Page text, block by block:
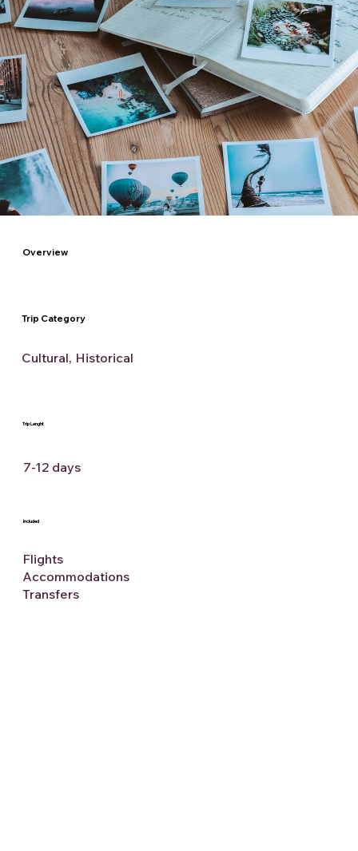
Overview
Trip Category
Cultural, Historical
Trip Lenght
7-12 days
Included
Flights
Accommodations
Transfers